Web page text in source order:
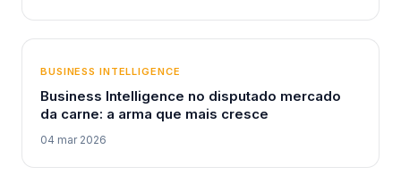
BUSINESS INTELLIGENCE
Business Intelligence no disputado mercado
da carne: a arma que mais cresce
04 mar 2026